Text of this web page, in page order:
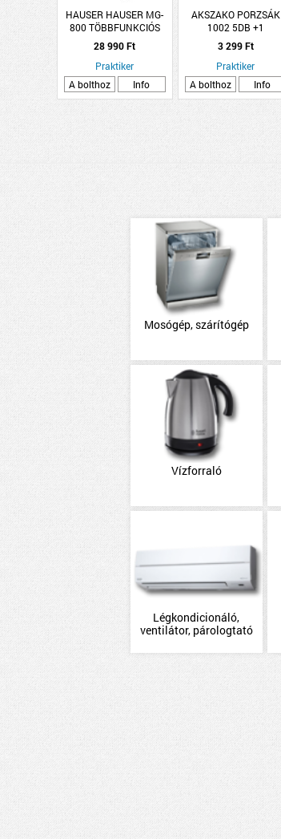
HAUSER HAUSER MG-
800 TÖBBFUNKCIÓS
HÚSDARÁLÓ
28 990 Ft
Praktiker
A bolthoz
Info
AKSZAKO PORZSÁK
1002 5DB +1
MICROFILTER
SZINTETIKUS
3 299 Ft
Praktiker
A bolthoz
Info
Mosógép, szárítógép
Vízforraló
Légkondicionáló,
ventilátor, párologtató